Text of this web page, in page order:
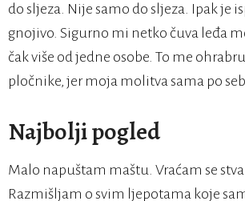
do sljeza. Nije samo do sljeza. Ipak je
gnojivo. Sigurno mi netko čuva leđa
čak više od jedne osobe. To me
pločnike, jer moja molitva sama po
Najbolji pogled
Malo napuštam maštu. Vraćam se
Razmišljam o svim ljepotama koje